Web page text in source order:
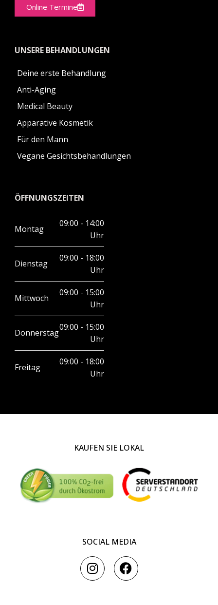
Online Termine
UNSERE BEHANDLUNGEN
Deine erste Behandlung
Anti-Aging
Medical Beauty
Apparative Kosmetik
Für den Mann
Vegane Gesichtsbehandlungen
ÖFFNUNGSZEITEN
Montag
09:00 - 14:00
Uhr
Dienstag
09:00 - 18:00
Uhr
Mittwoch
09:00 - 15:00
Uhr
Donnerstag
09:00 - 15:00
Uhr
Freitag
09:00 - 18:00
Uhr
KAUFEN SIE LOKAL
SOCIAL MEDIA
I
n
s
F
a
c